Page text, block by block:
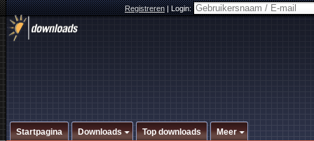
Registreren|Login:
Startpagina Downloads Top downloads Meer